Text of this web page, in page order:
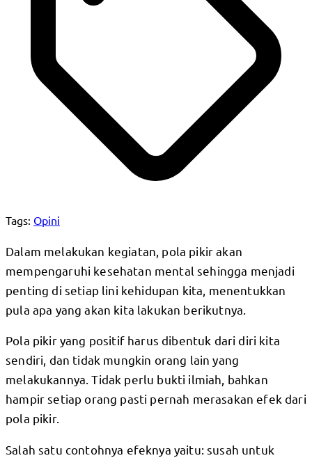
Tags: Opini
Dalam melakukan kegiatan, pola pikir akan
mempengaruhi kesehatan mental sehingga menjadi
penting di setiap lini kehidupan kita, menentukkan
pula apa yang akan kita lakukan berikutnya.
Pola pikir yang positif harus dibentuk dari diri kita
sendiri, dan tidak mungkin orang lain yang
melakukannya. Tidak perlu bukti ilmiah, bahkan
hampir setiap orang pasti pernah merasakan efek dari
pola pikir.
Salah satu contohnya efeknya yaitu: susah untuk